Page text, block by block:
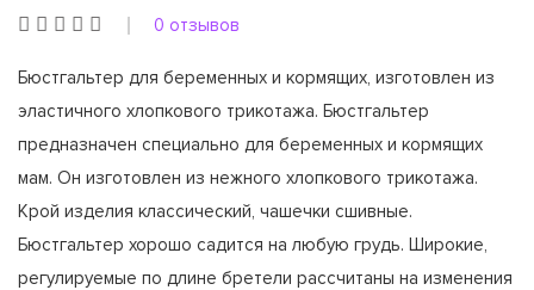
0 отзывов
Бюстгальтер для беременных и кормящих, изготовлен из
эластичного хлопкового трикотажа. Бюстгальтер
предназначен специально для беременных и кормящих
мам. Он изготовлен из нежного хлопкового трикотажа.
Крой изделия классический, чашечки сшивные.
Бюстгальтер хорошо садится на любую грудь. Широкие,
регулируемые по длине бретели рассчитаны на изменения